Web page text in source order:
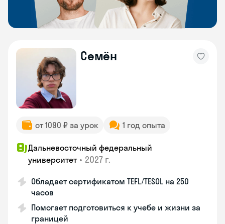
Семён
от 1090 ₽ за урок 1 год опыта
Дальневосточный федеральный
университет • 2027 г.
Обладает сертификатом TEFL/TESOL на 250
часов
Помогает подготовиться к учебе и жизни за
границей